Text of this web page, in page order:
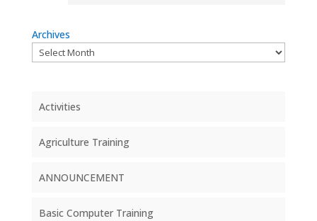
Archives
Activities
Agriculture Training
ANNOUNCEMENT
Basic Computer Training